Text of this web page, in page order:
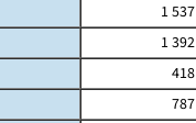
1 537
1 392
418
787